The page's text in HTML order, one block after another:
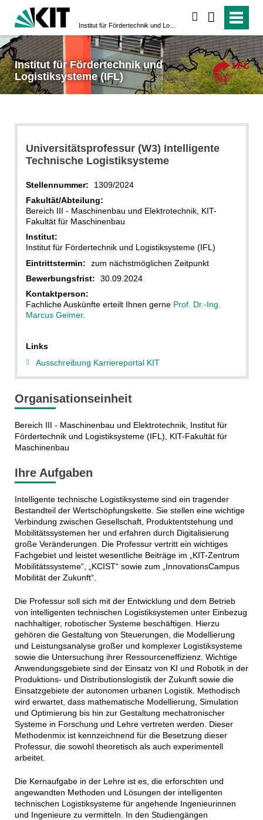
Institut für Fördertechnik und
Logistiksysteme (IFL)
Universitätsprofessur (W3) Intelligente
Technische Logistiksysteme
Stellennummer:
1309/2024
Fakultät/Abteilung:
Bereich III - Maschinenbau und Elektrotechnik, KIT-
Fakultät für Maschinenbau
Institut:
Institut für Fördertechnik und Logistiksysteme (IFL)
Eintrittstermin:
zum nächstmöglichen Zeitpunkt
Bewerbungsfrist:
30.09.2024
Kontaktperson:
Fachliche Auskünfte erteilt Ihnen gerne Prof. Dr.-Ing.
Marcus Geimer.
Links
Ausschreibung Karriereportal KIT
Organisationseinheit
Bereich III - Maschinenbau und Elektrotechnik, Institut für
Fördertechnik und Logistiksysteme (IFL), KIT-Fakultät für
Maschinenbau
Ihre Aufgaben
Intelligente technische Logistiksysteme sind ein tragender
Bestandteil der Wertschöpfungskette. Sie stellen eine wichtige
Verbindung zwischen Gesellschaft, Produktentstehung und
Mobilitätssystemen her und erfahren durch Digitalisierung
große Veränderungen. Die Professur vertritt ein wichtiges
Fachgebiet und leistet wesentliche Beiträge im „KIT-Zentrum
Mobilitätssysteme“, „KCIST“ sowie zum „InnovationsCampus
Mobilität der Zukunft“.
Die Professur soll sich mit der Entwicklung und dem Betrieb
von intelligenten technischen Logistiksystemen unter Einbezug
nachhaltiger, robotischer Systeme beschäftigen. Hierzu
gehören die Gestaltung von Steuerungen, die Modellierung
und Leistungsanalyse großer und komplexer Logistiksysteme
sowie die Untersuchung ihrer Ressourceneffizienz. Wichtige
Anwendungsgebiete sind der Einsatz von KI und Robotik in der
Produktions- und Distributionslogistik der Zukunft sowie die
Einsatzgebiete der autonomen urbanen Logistik. Methodisch
wird erwartet, dass mathematische Modellierung, Simulation
und Optimierung bis hin zur Gestaltung mechatronischer
Systeme in Forschung und Lehre vertreten werden. Dieser
Methodenmix ist kennzeichnend für die Besetzung dieser
Professur, die sowohl theoretisch als auch experimentell
arbeitet.
Die Kernaufgabe in der Lehre ist es, die erforschten und
angewandten Methoden und Lösungen der intelligenten
technischen Logistiksysteme für angehende Ingenieurinnen
und Ingenieure zu vermitteln. In den Studiengängen